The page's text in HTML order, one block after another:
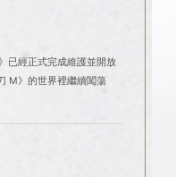
已經正式完成維護並開放
M》的世界裡繼續闖蕩